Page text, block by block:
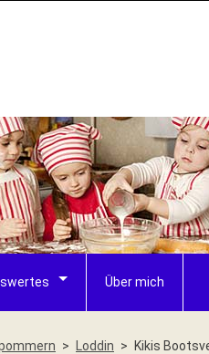
Über mich
Loddin Kikis